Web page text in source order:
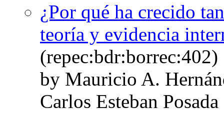
¿Por qué ha crecido
teoría y evidencia
(repec:bdr:borrec:402)
by Mauricio A.
Carlos Esteban Posada